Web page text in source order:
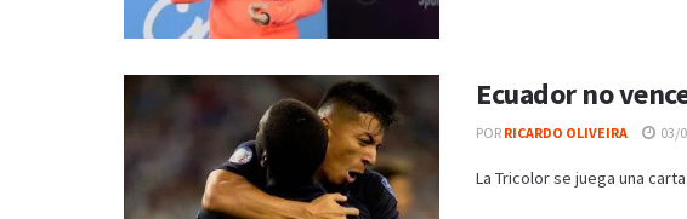
Ecuador no
POR RICARDO OLIVEIRA 03/
La Tricolor se juega una